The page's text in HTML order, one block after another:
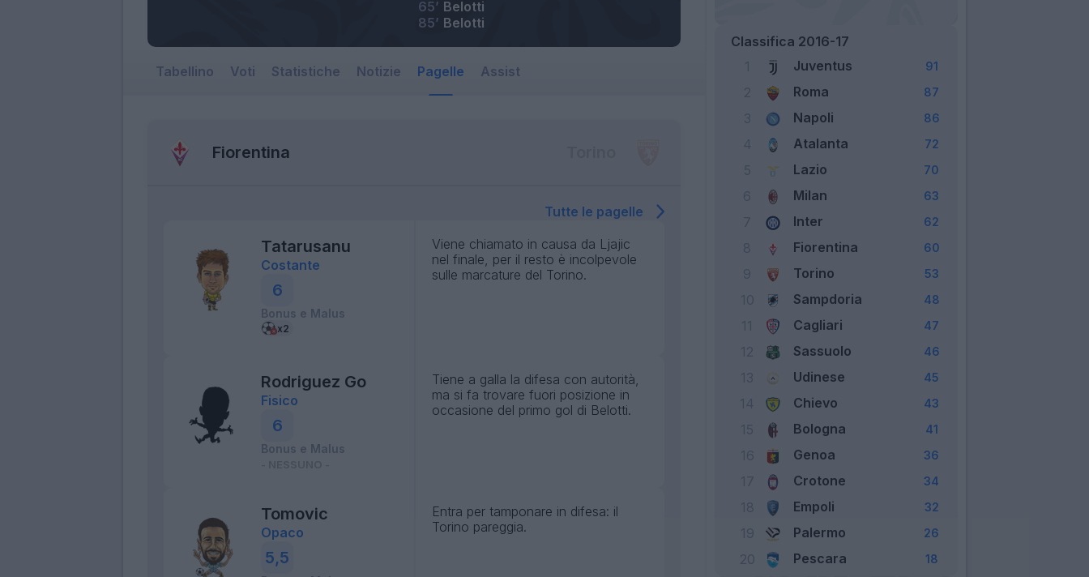
Belotti
65’
Belotti
85’
Tabellino Voti Statistiche Notizie Pagelle Assist
Fiorentina
Tutte le pagelle
Tatarusanu
Costante
6
Bonus e Malus
Viene chiamato in causa da Ljajic
nel finale, per il resto è incolpevole
sulle marcature del Torino.
Rodriguez Go
Fisico
6
Bonus e Malus
Tiene a galla la difesa con autorità,
ma si fa trovare fuori posizione in
occasione del primo gol di Belotti.
Tomovic
Opaco
5,5
Entra per tamponare in difesa: il
Torino pareggia.
Classifica 2016-17
Juventus 91
Roma 87
Napoli 86
Atalanta 72
Lazio 70
Milan 63
Inter 62
Fiorentina 60
Torino 53
Sampdoria 48
Cagliari 47
Sassuolo 46
Udinese 45
Chievo 43
Bologna 41
Genoa 36
Crotone 34
Empoli 32
19 Palermo 26
20 Pescara 18